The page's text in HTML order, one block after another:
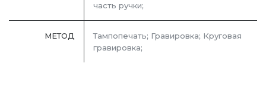
часть ручки;
МЕТОД
Тампопечать; Гравировка; Круговая
гравировка;